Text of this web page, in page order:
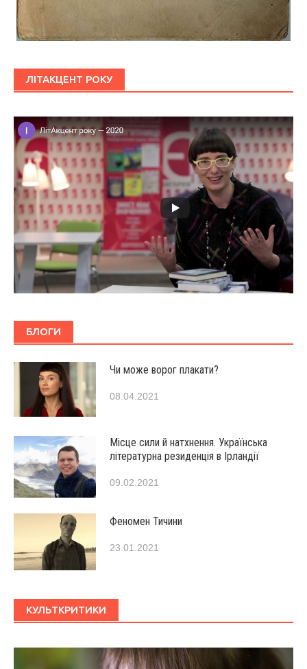
ЛІТАКЦЕНТ РОКУ
БЛОГИ
Чи може ворог плакати?
08.04.2021
Місце сили й натхнення. Українська
літературна резиденція в Ірландії
09.02.2021
Феномен Тичини
23.01.2021
КУЛЬТКРИТИКИ